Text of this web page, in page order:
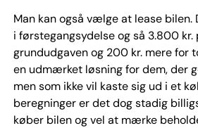
Man kan også vælge at lease bilen.
i førstegangsydelse og så 3.800 kr.
grundudgaven og 200 kr. mere for
en udmærket løsning for dem, der
men som ikke vil kaste sig ud i et
beregninger er det dog stadig
køber bilen og vel at mærke